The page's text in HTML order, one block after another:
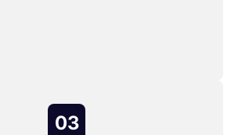
03